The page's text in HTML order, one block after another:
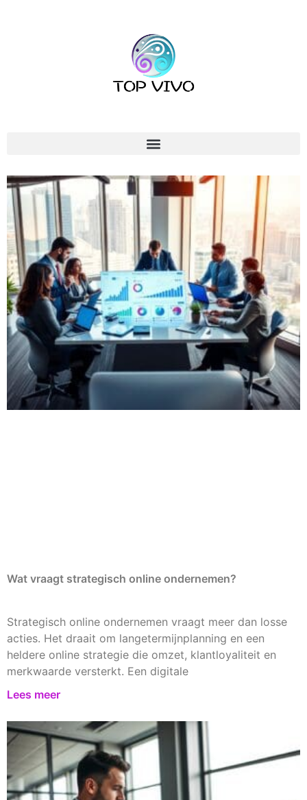
Wat vraagt strategisch online ondernemen?
Strategisch online ondernemen vraagt meer dan losse
acties. Het draait om langetermijnplanning en een
heldere online strategie die omzet, klantloyaliteit en
merkwaarde versterkt. Een digitale
Lees meer